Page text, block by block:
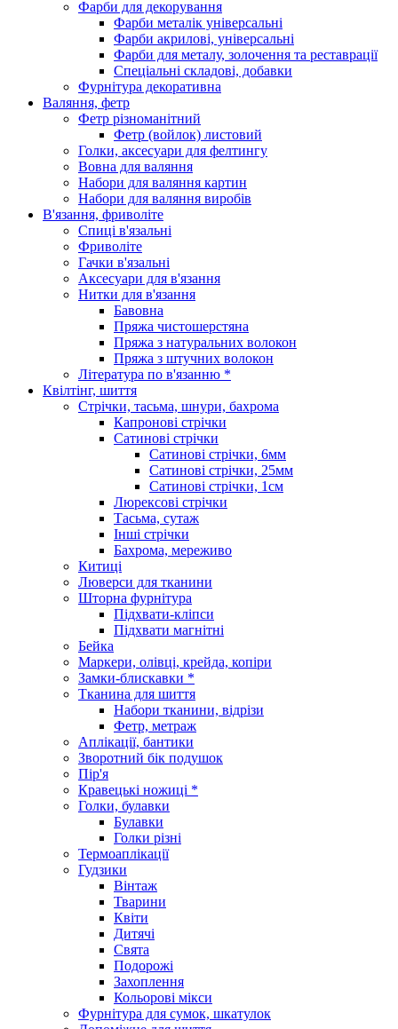
Фарби для декорування
Фарби металік універсальні
Фарби акрилові, універсальні
Фарби для металу, золочення та реставрації
Спеціальні складові, добавки
Фурнітура декоративна
Валяння, фетр
Фетр різноманітний
Фетр (войлок) листовий
Голки, аксесуари для фелтингу
Вовна для валяння
Набори для валяння картин
Набори для валяння виробів
В'язання, фриволіте
Спиці в'язальні
Фриволіте
Гачки в'язальні
Аксесуари для в'язання
Нитки для в'язання
Бавовна
Пряжа чистошерстяна
Пряжа з натуральних волокон
Пряжа з штучних волокон
Література по в'язанню *
Квілтінг, шиття
Стрічки, тасьма, шнури, бахрома
Капронові стрічки
Сатинові стрічки
Сатинові стрічки, 6мм
Сатинові стрічки, 25мм
Сатинові стрічки, 1см
Люрексові стрічки
Тасьма, сутаж
Інші стрічки
Бахрома, мереживо
Китиці
Люверси для тканини
Шторна фурнітура
Підхвати-кліпси
Підхвати магнітні
Бейка
Маркери, олівці, крейда, копіри
Замки-блискавки *
Тканина для шиття
Набори тканини, відрізи
Фетр, метраж
Аплікації, бантики
Зворотний бік подушок
Пір'я
Кравецькі ножиці *
Голки, булавки
Булавки
Голки різні
Термоаплікації
Гудзики
Вінтаж
Тварини
Квіти
Дитячі
Свята
Подорожі
Захоплення
Кольорові мікси
Фурнітура для сумок, шкатулок